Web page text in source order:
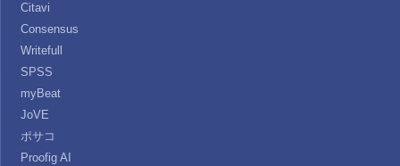
Citavi
Consensus
Writefull
SPSS
myBeat
JoVE
ポサコ
Proofig AI